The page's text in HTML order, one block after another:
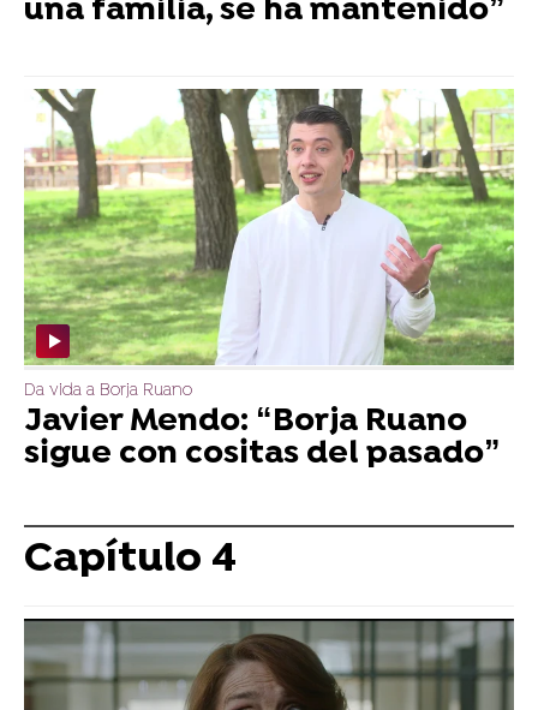
una familia, se ha mantenido”
Da vida a Borja Ruano
Javier Mendo: “Borja Ruano
sigue con cositas del pasado”
Capítulo 4